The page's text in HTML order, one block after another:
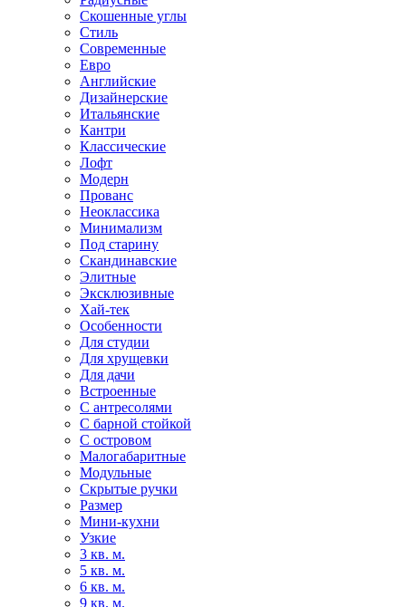
Скошенные углы
Стиль
Современные
Евро
Английские
Дизайнерские
Итальянские
Кантри
Классические
Лофт
Модерн
Прованс
Неоклассика
Минимализм
Под старину
Скандинавские
Элитные
Эксклюзивные
Хай-тек
Особенности
Для студии
Для хрущевки
Для дачи
Встроенные
С антресолями
С барной стойкой
С островом
Малогабаритные
Модульные
Скрытые ручки
Размер
Мини-кухни
Узкие
3 кв. м.
5 кв. м.
6 кв. м.
9 кв. м.